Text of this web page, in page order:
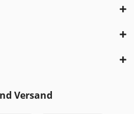
Versand